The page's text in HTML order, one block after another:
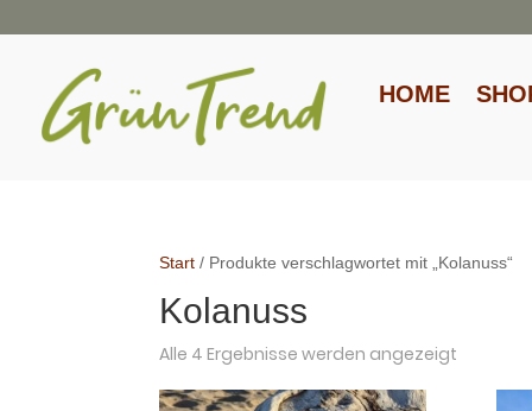
HOME
Start / Produkte verschlagwortet mit „Kolanuss“
Kolanuss
Alle 4 Ergebnisse werden angezeigt